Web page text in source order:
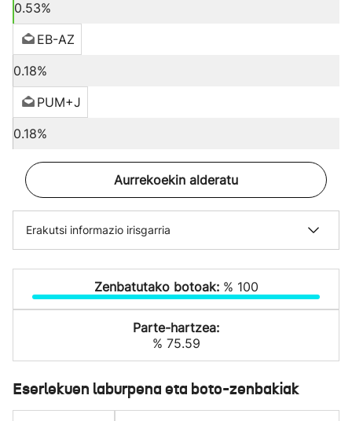
0.53%
EB-AZ
0.18%
PUM+J
0.18%
Aurrekoekin alderatu
Erakutsi informazio irisgarria
Zenbatutako botoak: % 100
Parte-hartzea:
% 75.59
Eserlekuen laburpena eta boto-zenbakiak